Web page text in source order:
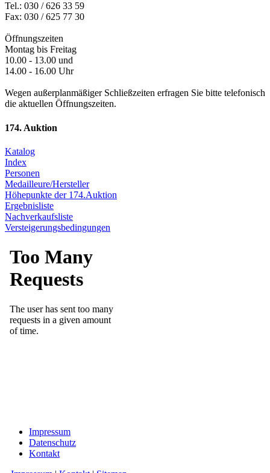
Tel.: 030 / 626 33 59
Fax: 030 / 625 77 30
Öffnungszeiten
Montag bis Freitag
10.00 - 13.00 und
14.00 - 16.00 Uhr
Wegen außerplanmäßiger Schließzeiten erfragen Sie bitte telefonisch
die aktuellen Öffnungszeiten.
174. Auktion
Katalog
Index
Personen
Medailleure/Hersteller
Höhepunkte der 174.Auktion
Ergebnisliste
Nachverkaufsliste
Versteigerungsbedingungen
Impressum
Datenschutz
Kontakt